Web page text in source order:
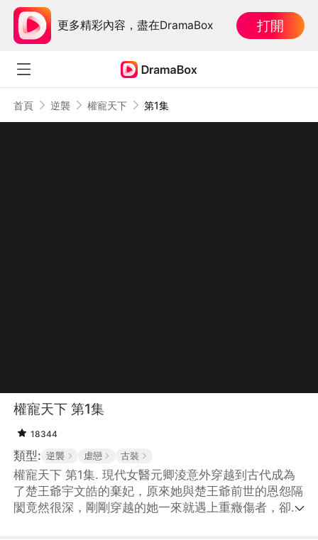
更多精彩內容，盡在DramaBox 打開
首頁 逆襲 權寵天下 第1集
權寵天下 第1集
18344
類型: 逆襲 虐戀 古裝
權寵天下 第1集. 現代女醫元卿淩意外穿越到古代成為
了楚王爺宇文皓的棄妃，原來她與楚王爺前世的恩怨隔
閡竟然很深，剛剛穿越的她一來就遇上重癥傷者，卻差